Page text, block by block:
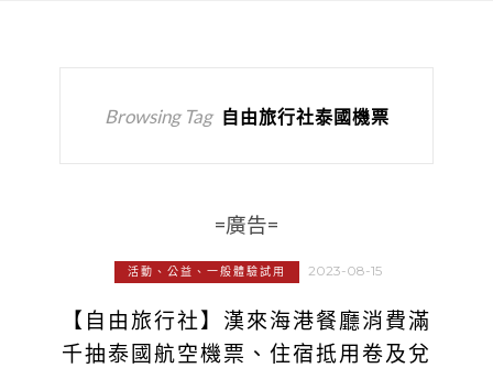
Browsing Tag 自由旅行社泰國機票
=廣告=
活動、公益、一般體驗試用 2023-08-15
【自由旅行社】漢來海港餐廳消費滿
千抽泰國航空機票、住宿抵用卷及兌